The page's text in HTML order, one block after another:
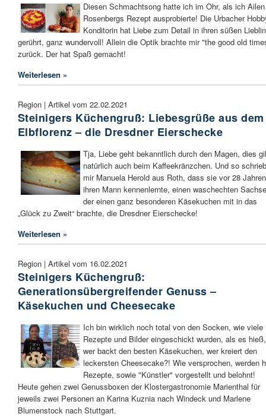
Diesen Schmachtsong hatte ich im Ohr, als ich Ailen
Rosenbergs Rezept ausprobierte! Die Urbacher
Konditorin hat Liebe zum Detail in ihren süßen
gerührt, ganz wundervoll! Allein die Optik brachte mir "the good old
zurück. Der hat Spaß gemacht!
Weiterlesen »
Region | Artikel vom 22.02.2021
Steinigers Küchengruß: Liebesgrüße aus dem
Elbflorenz – die Dresdner Eierschecke
Tja, Liebe geht bekanntlich durch den Magen, dies
natürlich auch beim Kaffeekränzchen. Und so schrieb
mir Manuela Herold aus Roth, dass sie vor 28 Jahren
ihren Mann kennenlernte, einen waschechten
der einen ganz besonderen Käsekuchen mit in das
„Glück zu Zweit“ brachte, die Dresdner Eierschecke!
Weiterlesen »
Region | Artikel vom 16.02.2021
Steinigers Küchengruß:
Generationsübergreifender Genuss –
Käsekuchen und Cheesecake
Ich bin wirklich noch total von den Socken, wie viele
Rezepte und Bilder eingeschickt wurden, als es hieß,
wer backt den besten Käsekuchen, wer kreiert den
leckersten Cheesecake?! Wie versprochen, werden
Rezepte, sowie "Künstler" vorgestellt und belohnt!
Heute gehen zwei Genussboxen der Klostergastronomie Marienthal für
jeweils zwei Personen an Karina Kuznia nach Windeck und Marlene
Blumenstock nach Stuttgart.